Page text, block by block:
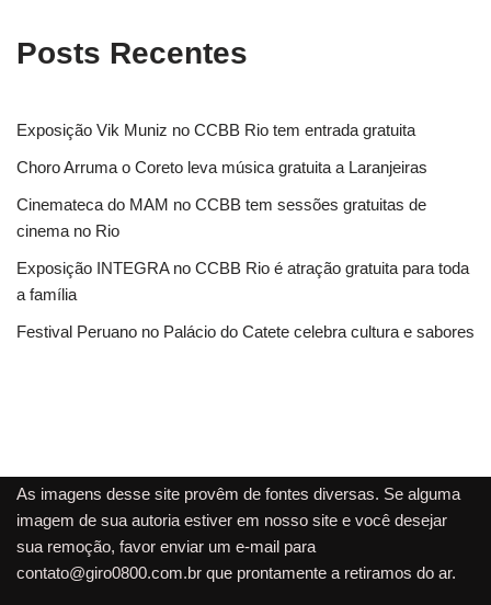
Posts Recentes
Exposição Vik Muniz no CCBB Rio tem entrada gratuita
Choro Arruma o Coreto leva música gratuita a Laranjeiras
Cinemateca do MAM no CCBB tem sessões gratuitas de
cinema no Rio
Exposição INTEGRA no CCBB Rio é atração gratuita para toda
a família
Festival Peruano no Palácio do Catete celebra cultura e sabores
As imagens desse site provêm de fontes diversas. Se alguma
imagem de sua autoria estiver em nosso site e você desejar
sua remoção, favor enviar um e-mail para
contato@giro0800.com.br que prontamente a retiramos do ar.